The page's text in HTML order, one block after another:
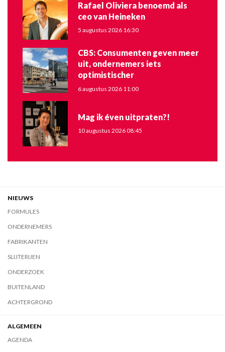
Rafael Oliviera benoemd als
ceo van Heineken
5 augustus 2026 16:30
CBS: Consumenten geven meer
uit, ondernemers iets
optimistischer
6 augustus 2026 11:00
Mag ik éven uitpraten?!
10 augustus 2026 08:45
NIEUWS
FORMULES
ONDERNEMERS
FABRIKANTEN
SLIJTERIJEN
ONDERZOEK
BUITENLAND
ACHTERGROND
ALGEMEEN
AGENDA